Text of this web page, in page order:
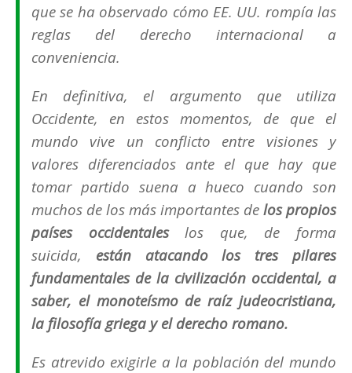
que se ha observado cómo EE. UU. rompía las
reglas del derecho internacional a
conveniencia.
En definitiva, el argumento que utiliza
Occidente, en estos momentos, de que el
mundo vive un conflicto entre visiones y
valores diferenciados ante el que hay que
tomar partido suena a hueco cuando son
muchos de los más importantes de los propios
países occidentaleslos que, de forma
suicida, están atacando los tres pilares
fundamentales de la civilización occidental, a
saber, el monoteísmo de raíz judeocristiana,
la filosofía griega y el derecho romano.
Es atrevido exigirle a la población del mundo